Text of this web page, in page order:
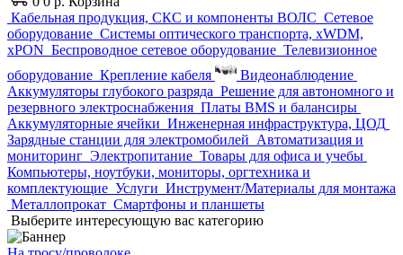
Кабельная продукция, СКС и компоненты ВОЛС Сетевое
оборудование Системы оптического транспорта, xWDM,
xPON Беспроводное сетевое оборудование Телевизионное
оборудование Крепление кабеля
Видеонаблюдение
Аккумуляторы глубокого разряда Решение для автономного и
резервного электроснабжения Платы BMS и балансиры
Аккумуляторные ячейки Инженерная инфраструктура, ЦОД
Зарядные станции для электромобилей Автоматизация и
мониторинг Электропитание Товары для офиса и учебы
Компьютеры, ноутбуки, мониторы, оргтехника и
комплектующие Услуги Инструмент/Материалы для монтажа
Металлопрокат Смартфоны и планшеты
Выберите интересующую вас категорию